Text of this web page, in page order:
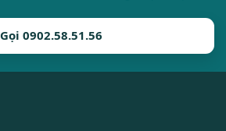
Gọi 0902.58.51.56